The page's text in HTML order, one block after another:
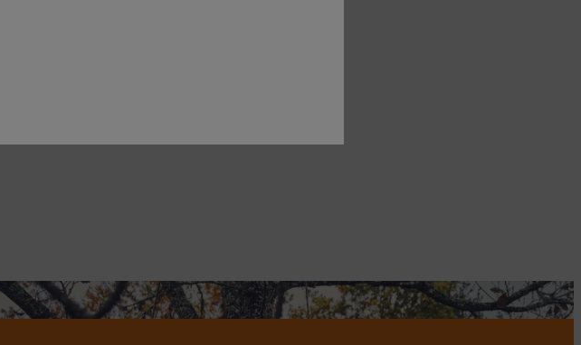
Pour des raisons de sécurité, Viktoria Carstens coupe des branches pourries.